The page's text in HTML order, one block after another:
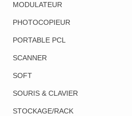
MODULATEUR
PHOTOCOPIEUR
PORTABLE PCL
SCANNER
SOFT
SOURIS & CLAVIER
STOCKAGE/RACK